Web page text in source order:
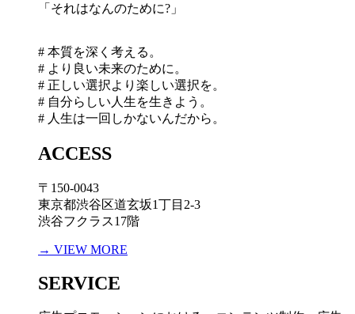
「 それはなんのために?」
# 本質を深く考える。
# より良い未来のために。
# 正しい選択より楽しい選択を。
# 自分らしい人生を生きよう。
# 人生は一回しかないんだから。
ACCESS
〒150-0043
東京都渋谷区道玄坂1丁目2-3
渋谷フクラス17階
→ VIEW MORE
SERVICE